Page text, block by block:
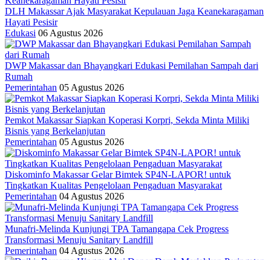
DLH Makassar Ajak Masyarakat Kepulauan Jaga Keanekaragaman
Hayati Pesisir
Edukasi 06 Agustus 2026
DWP Makassar dan Bhayangkari Edukasi Pemilahan Sampah dari
Rumah
Pemerintahan 05 Agustus 2026
Pemkot Makassar Siapkan Koperasi Korpri, Sekda Minta Miliki
Bisnis yang Berkelanjutan
Pemerintahan 05 Agustus 2026
Diskominfo Makassar Gelar Bimtek SP4N-LAPOR! untuk
Tingkatkan Kualitas Pengelolaan Pengaduan Masyarakat
Pemerintahan 04 Agustus 2026
Munafri-Melinda Kunjungi TPA Tamangapa Cek Progress
Transformasi Menuju Sanitary Landfill
Pemerintahan 04 Agustus 2026